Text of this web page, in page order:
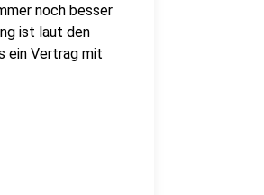
noch besser
ist laut den
ein Vertrag mit